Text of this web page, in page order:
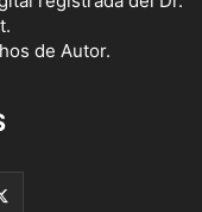
de Autor.